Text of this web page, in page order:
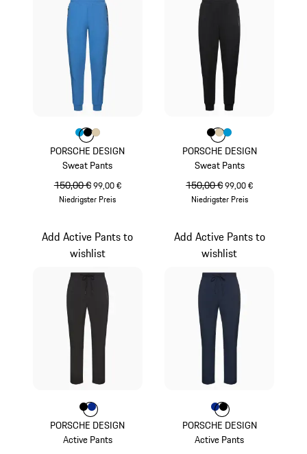
PORSCHE DESIGN
Sweat Pants
ursprünglicher Preis
150,00 €Verkaufspreis
99,00 €
Niedrigster Preis
Farbe
Farbe
FarbeFarbe
PORSCHE DESIGN
Sweat Pants
ursprünglicher Preis
150,00 €Verkaufspreis
99,00 €
Niedrigster Preis
Farbe
Farbe
FarbeFarbe
PORSCHE DESIGN
Active Pants
Add Active Pants to
wishlist
Farbe
FarbeFarbe
PORSCHE DESIGN
Active Pants
Add Active Pants to
wishlist
Farbe
FarbeFarbe